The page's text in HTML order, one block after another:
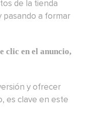
de la tienda
pasando a formar
clic en el anuncio,
y ofrecer
es clave en este